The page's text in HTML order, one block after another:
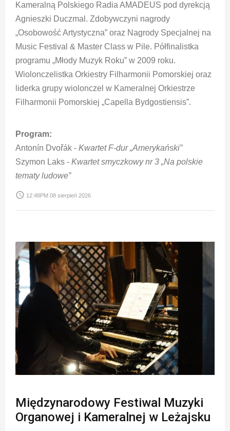
Kameralną Polskiego Radia AMADEUS pod dyrekcją
Agnieszki Duczmal. Zdobywczyni nagrody
„Osobowość Artystyczna” oraz Nagrody Specjalnej na
Music Festival & Master Class w Pile. Półfinalistka
programu „Młody Muzyk Roku” w 2009 roku.
Wiolonczelistka Orkiestry Filharmonii Pomorskiej oraz
liderka grupy wiolonczel w Kameralnej Orkiestrze
Filharmonii Pomorskiej „Capella Bydgostiensis”.
Program:
Antonín Dvořák - Kwartet F-dur „Amerykański”
Szymon Laks - Kwartet smyczkowy nr 3 „Na polskie
tematy ludowe”
access_time 12:48PM 08 sierpień 2026
Międzynarodowy Festiwal Muzyki
Organowej i Kameralnej w Leżajsku